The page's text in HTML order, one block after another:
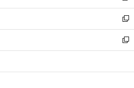
開
く
ウ
で
開
く
ン
ド
ウ
で
開
ウ
ィ
ン
ド
ウ
開
し
い
ウ
ィ
ン
ウ
新
し
い
ウ
ン
新
し
ウ